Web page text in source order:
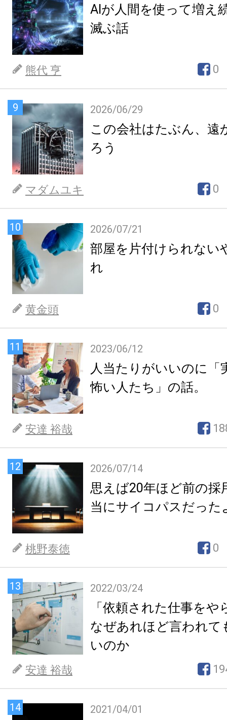
AIが人間を使って増え
滅ぶ話
熊代 亨 0
9 2026/06/29
この会社はたぶん、遠
ろう
マダムユキ 0
10 2026/07/21
部屋を片付けられない
れ
黄金頭 0
11 2023/06/12
人当たりがいいのに「
怖い人たち」の話。
安達 裕哉
12 2026/07/14
思えば20年ほど前の採
当にサイコパスだった
桃野泰徳 0
13 2022/03/24
「依頼された仕事を
なぜあれほど言われて
いのか
安達 裕哉
14 2021/04/01